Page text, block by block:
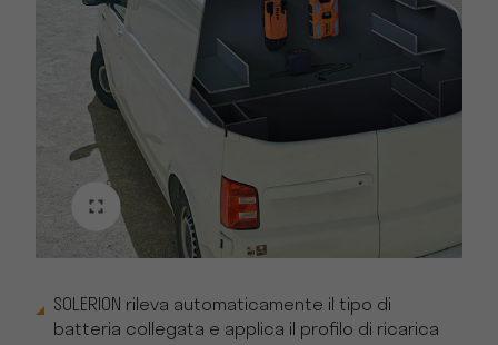
SOLERION rileva automaticamente il tipo di
batteria collegata e applica il profilo di ricarica